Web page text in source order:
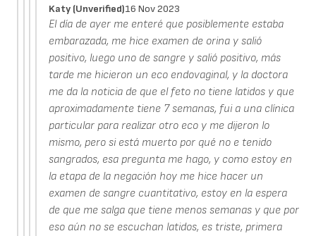
Katy (unverified)16 Nov 2023
El día de ayer me enteré que posiblemente estaba
embarazada, me hice examen de orina y salió
positivo, luego uno de sangre y salió positivo, más
tarde me hicieron un eco endovaginal, y la doctora
me da la noticia de que el feto no tiene latidos y que
aproximadamente tiene 7 semanas, fui a una clínica
particular para realizar otro eco y me dijeron lo
mismo, pero si está muerto por qué no e tenido
sangrados, esa pregunta me hago, y como estoy en
la etapa de la negación hoy me hice hacer un
examen de sangre cuantitativo, estoy en la espera
de que me salga que tiene menos semanas y que por
eso aún no se escuchan latidos, es triste, primera